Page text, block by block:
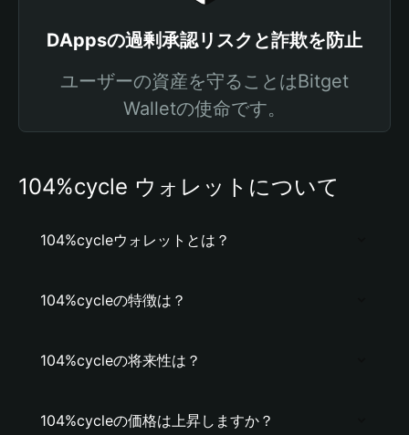
DAppsの過剰承認リスクと詐欺を防止
ユーザーの資産を守ることはBitget
Walletの使命です。
104%cycle ウォレットについて
104%cycleウォレットとは？
104%cycleの特徴は？
104%cycleの将来性は？
104%cycleの価格は上昇しますか？